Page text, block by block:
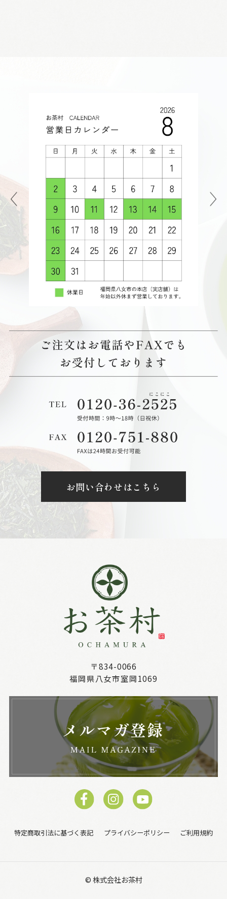
お問い合わせはこちら
〒834-0066
福岡県八女市室岡1069
特定商取引法に基づく表記 プライバシーポリシー ご利用規約
© 株式会社お茶村